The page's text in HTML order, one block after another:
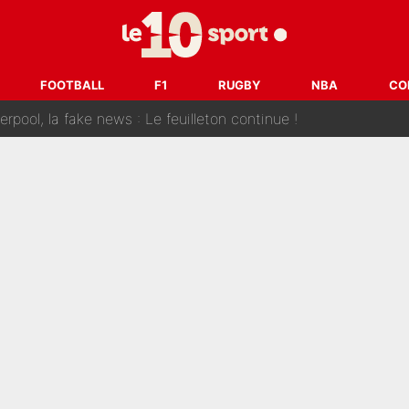
FOOTBALL F1 RUGBY NBA
et bientôt Fernando Alonso ? Le classement des pilotes les mieux
Barcola trop cher pour Liverpool
la fake news : Le feuilleton continue !